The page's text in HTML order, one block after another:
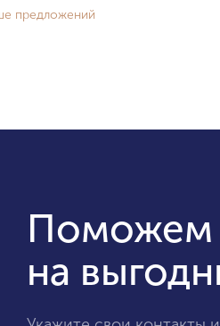
предложений
Поможем
на